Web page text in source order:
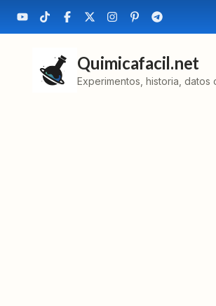
Quimicafacil.net
Experimentos, historia, datos